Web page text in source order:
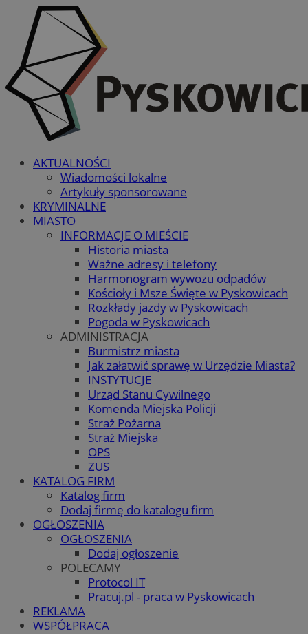
AKTUALNOŚCI
Wiadomości lokalne
Artykuły sponsorowane
KRYMINALNE
MIASTO
INFORMACJE O MIEŚCIE
Historia miasta
Ważne adresy i telefony
Harmonogram wywozu odpadów
Kościoły i Msze Święte w Pyskowicach
Rozkłady jazdy w Pyskowicach
Pogoda w Pyskowicach
ADMINISTRACJA
Burmistrz miasta
Jak załatwić sprawę w Urzędzie Miasta?
INSTYTUCJE
Urząd Stanu Cywilnego
Komenda Miejska Policji
Straż Pożarna
Straż Miejska
OPS
ZUS
KATALOG FIRM
Katalog firm
Dodaj firmę do katalogu firm
OGŁOSZENIA
OGŁOSZENIA
Dodaj ogłoszenie
POLECAMY
Protocol IT
Pracuj.pl - praca w Pyskowicach
REKLAMA
WSPÓŁPRACA